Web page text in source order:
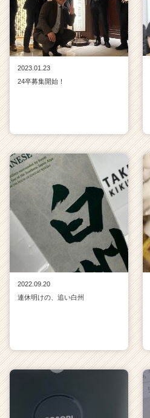
2023.01.23
24卒募集開始！
2022.09.20
連休明けの、追い白州